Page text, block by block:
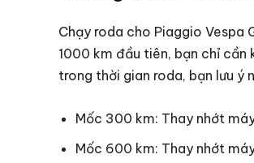
Chạy roda cho Piaggio Vespa
1000 km đầu tiên, bạn chỉ cần
trong thời gian roda, bạn lưu ý
Mốc 300 km: Thay nhớt
Mốc 600 km: Thay nhớt